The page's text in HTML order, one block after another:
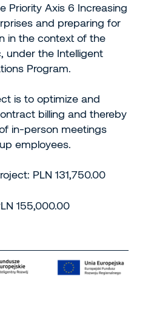
Priority Axis 6 Increasing
and preparing for
in the context of the
under the Intelligent
Program.
is to optimize and
billing and thereby
in-person meetings
employees.
PLN 131,750.00
155,000.00